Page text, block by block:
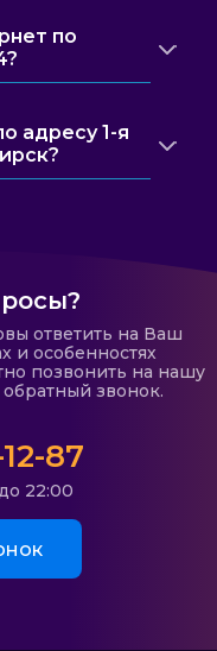
по
адресу 1-я
ответить на Ваш
и особенностях
позвонить на нашу
звонок.
87
22:00